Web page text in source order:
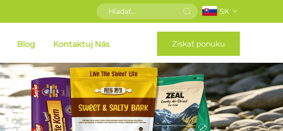
SK
Blog Kontaktuj Nás Získať ponuku